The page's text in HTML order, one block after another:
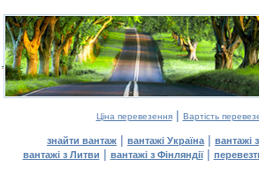
Ціна перевезення| Вартість
знайти вантаж | вантажі Україна | вантажі
вантажі з Литви | вантажі з Фінляндії|